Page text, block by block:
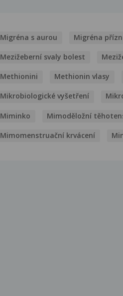
Migréna s aurou Migréna
Mezižeberní svaly bolest
Methionini Methionin vlasy
Mikrobiologické vyšetření
Miminko Mimoděložní
Mimomenstruační krvácení